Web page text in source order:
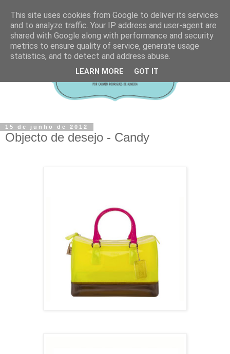
15 de junho de 2012
Objecto de desejo - Candy
This site uses cookies from Google to deliver its services
and to analyze traffic. Your IP address and user-agent are
shared with Google along with performance and security
metrics to ensure quality of service, generate usage
statistics, and to detect and address abuse.
LEARN MORE GOT IT